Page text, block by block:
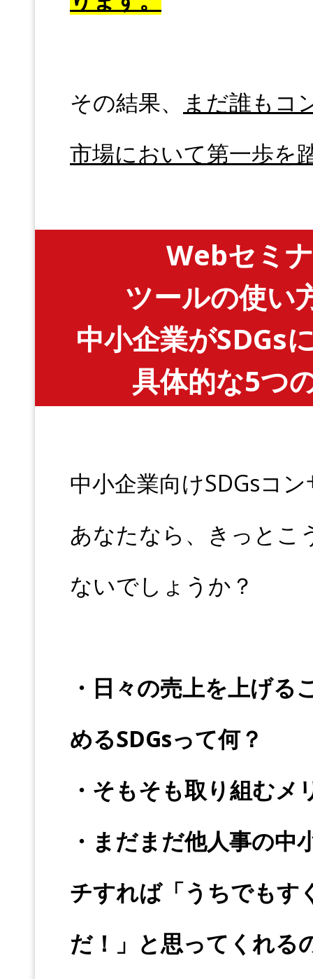
その結果、
まだ誰もコ
市場において第一歩を
Webセミ
ツールの使い
中小企業がSDGs
具体的な5つ
中小企業向けSDGsコ
あなたなら、きっとこ
ないでしょうか？
・日々の売上を上げる
めるSDGsって何？
・そもそも取り組む
・まだまだ他人事の
チすれば「うちでもす
だ！」と思ってくれる